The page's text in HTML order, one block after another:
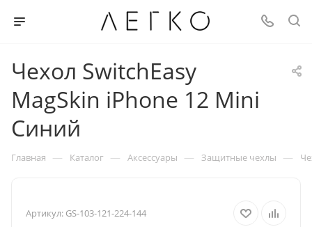
Чехол SwitchEasy
MagSkin iPhone 12 Mini
Синий
Главная — Каталог — Аксессуары — Защитные чехлы —
Артикул: GS-103-121-224-144